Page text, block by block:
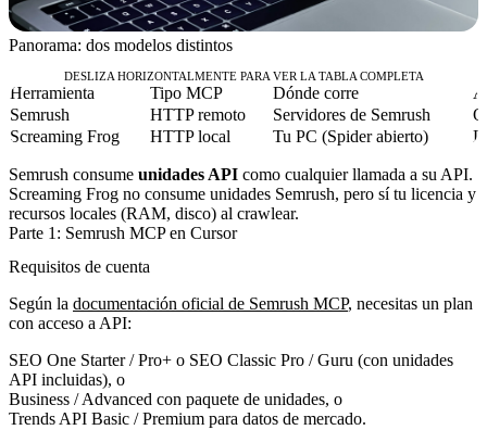
Panorama: dos modelos distintos
DESLIZA HORIZONTALMENTE PARA VER LA TABLA COMPLETA
Herramienta Tipo MCP Dónde corre
Semrush
HTTP remoto Servidores de Semrush
Screaming Frog
HTTP local Tu PC (Spider abierto)
Semrush consume unidades API como cualquier llamada a su API.
Screaming Frog no consume unidades Semrush, pero sí tu licencia y
recursos locales (RAM, disco) al crawlear.
Parte 1: Semrush MCP en Cursor
Requisitos de cuenta
Según la documentación oficial de Semrush MCP, necesitas un plan
con acceso a API:
SEO One Starter / Pro+ o SEO Classic Pro / Guru (con unidades
API incluidas), o
Business / Advanced con paquete de unidades, o
Trends API Basic / Premium para datos de mercado.